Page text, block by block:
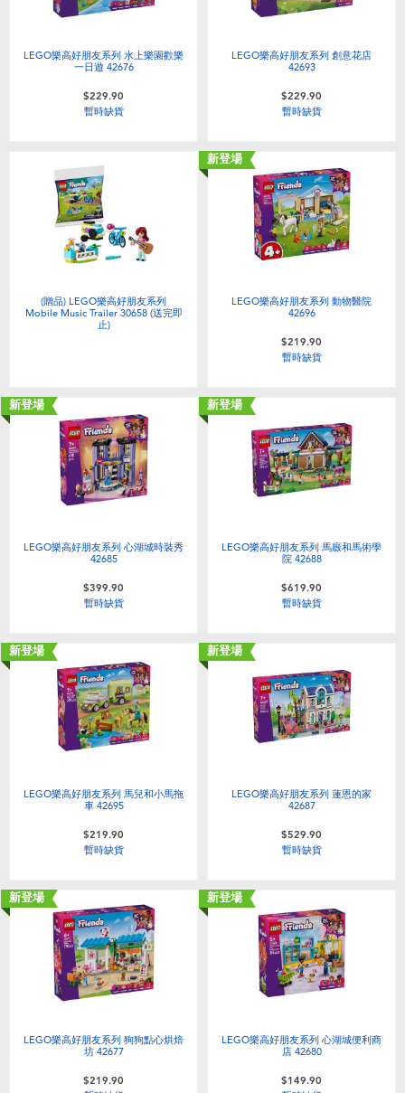
LEGO樂高好朋友系列 水上樂園歡樂
一日遊 42676
$229.90
暫時缺貨
LEGO樂高好朋友系列 創意花店
42693
$229.90
暫時缺貨
(贈品) LEGO樂高好朋友系列
Mobile Music Trailer 30658 (送完即
止)
新登場
LEGO樂高好朋友系列 動物醫院
42696
$219.90
暫時缺貨
新登場
LEGO樂高好朋友系列 心湖城時裝秀
42685
$399.90
暫時缺貨
新登場
LEGO樂高好朋友系列 馬廄和馬術學
院 42688
$619.90
暫時缺貨
新登場
LEGO樂高好朋友系列 馬兒和小馬拖
車 42695
$219.90
暫時缺貨
新登場
LEGO樂高好朋友系列 蓮恩的家
42687
$529.90
暫時缺貨
新登場
LEGO樂高好朋友系列 狗狗點心烘焙
坊 42677
$219.90
新登場
LEGO樂高好朋友系列 心湖城便利商
店 42680
$149.90